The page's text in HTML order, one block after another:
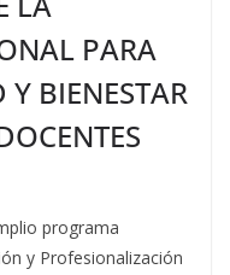
PARA
Y BIENESTAR
programa
y Profesionalización